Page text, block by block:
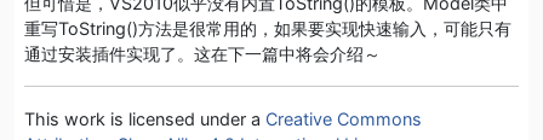
重写ToString()方法是很常用的，如果要实现快速输入，可能只有
通过安装插件实现了。这在下一篇中将会介绍～
This work is licensed under a Creative Commons